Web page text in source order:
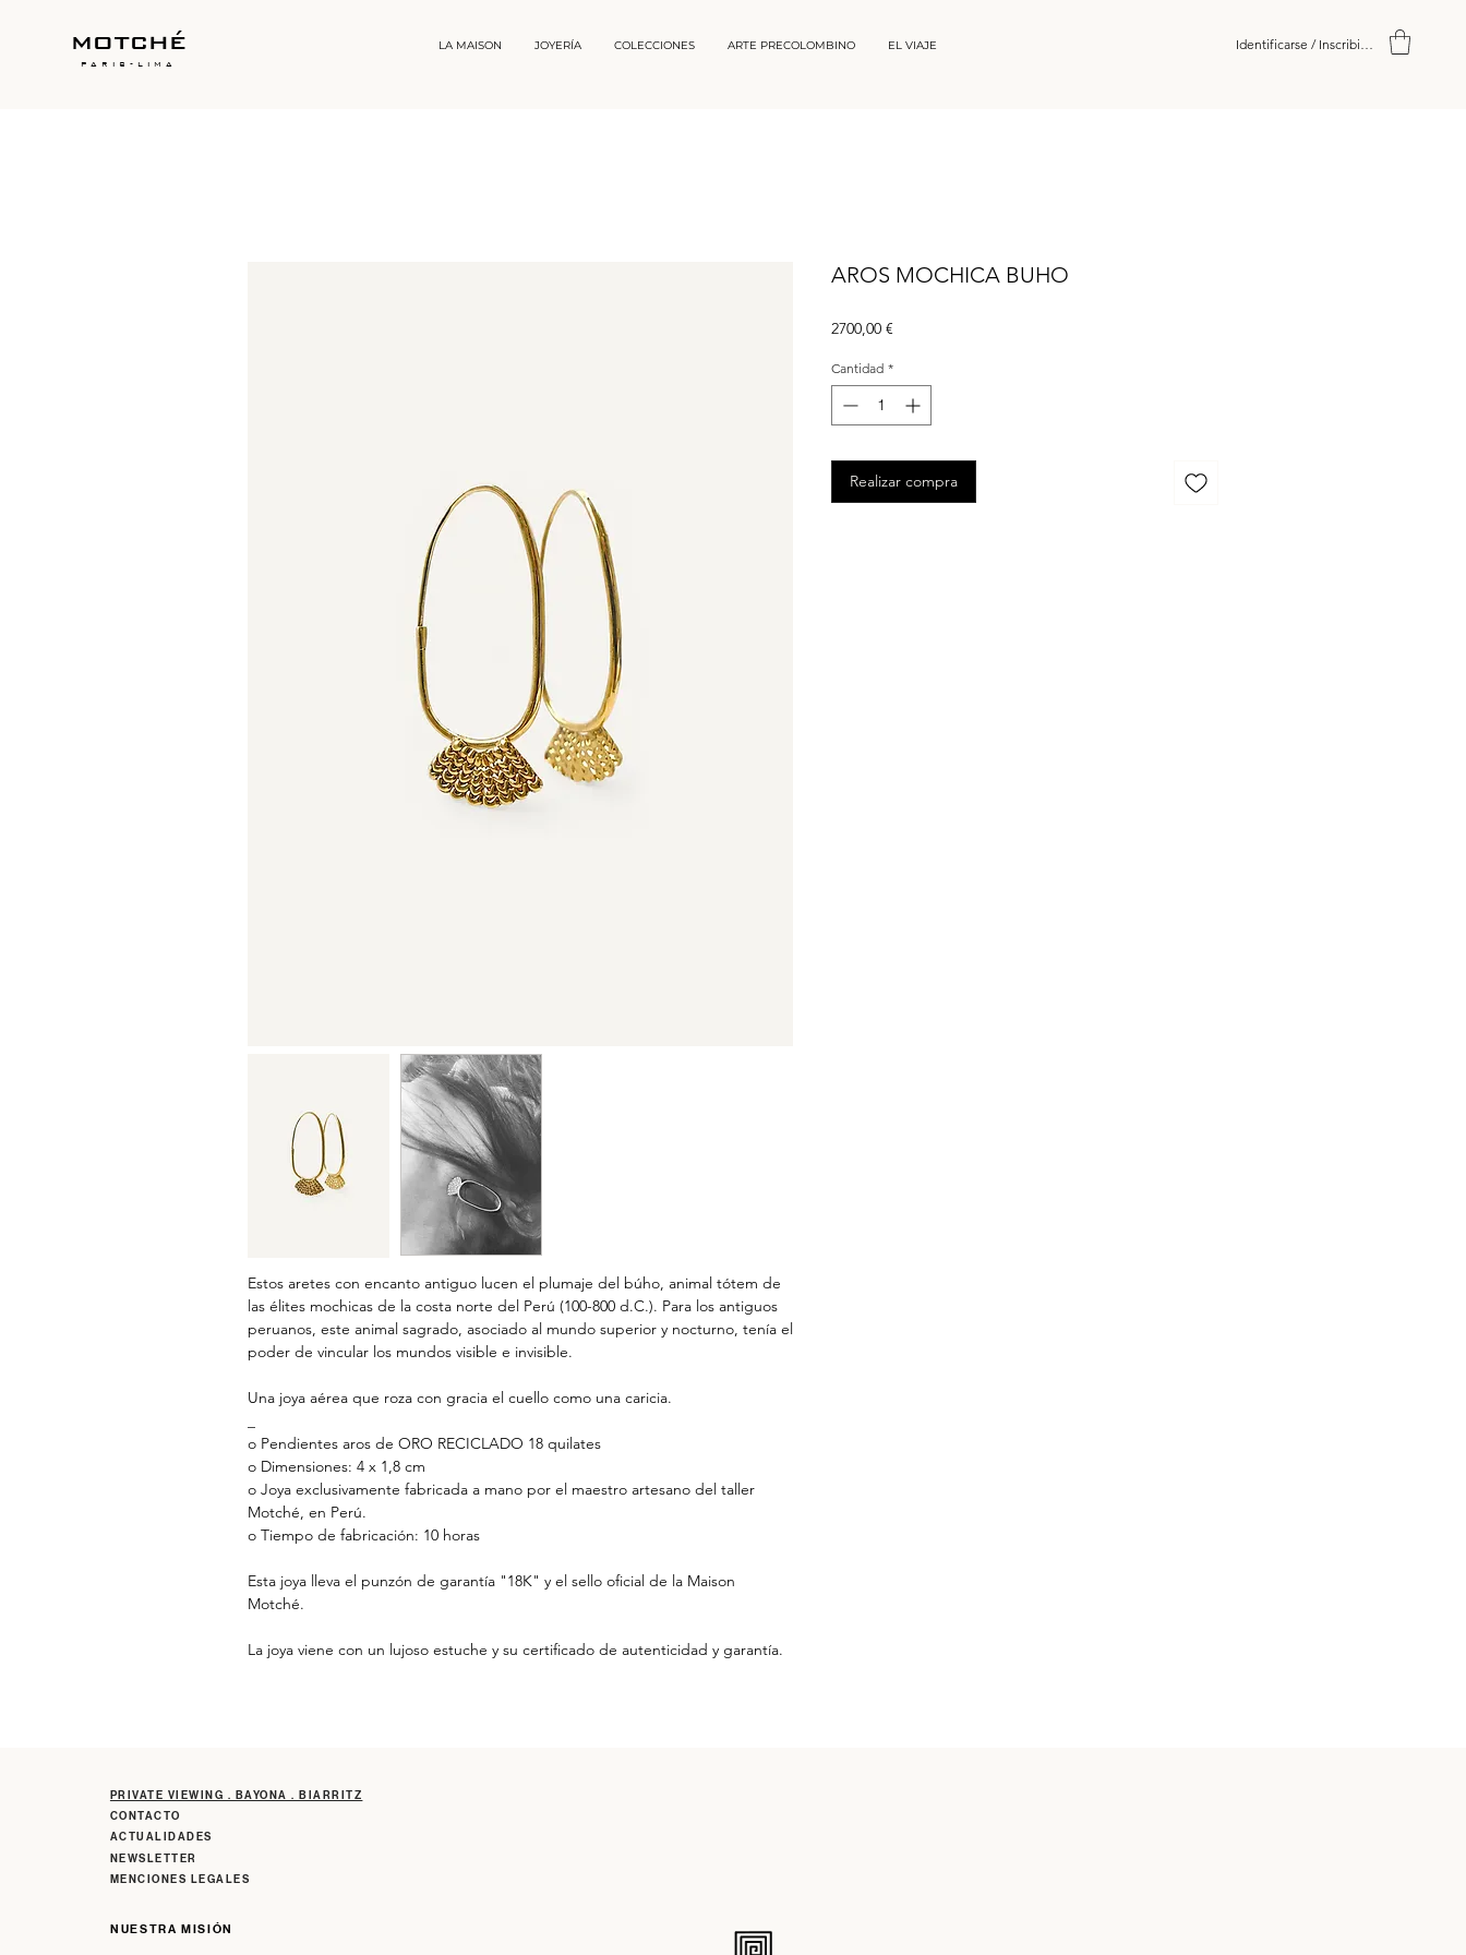
motché
paris-lima
LA MAISON JOYERÍA COLECCIONES ARTE PRECOLOMBINO EL VIAJE Identificarse / Inscribirse
Estos aretes con encanto antiguo lucen el plumaje del búho, animal tótem de
las élites mochicas de la costa norte del Perú (100-800 d.C.). Para los antiguos
peruanos, este animal sagrado, asociado al mundo superior y nocturno, tenía el
poder de vincular los mundos visible e invisible.
Una joya aérea que roza con gracia el cuello como una caricia.
o Pendientes aros de ORO RECICLADO 18 quilates
o Dimensiones: 4 x 1,8 cm
o Joya exclusivamente fabricada a mano por el maestro artesano del taller
Motché, en Perú.
o Tiempo de fabricación: 10 horas
Esta joya lleva el punzón de garantía "18K" y el sello oficial de la Maison
Motché.
La joya viene con un lujoso estuche y su certificado de autenticidad y garantía.
AROS MOCHICA BUHO
2700,00 €
Cantidad *
Realizar compra
PRIVATE VIEWING . BAYONA . BIARRITZ
CONTACTO
ACTUALIDADES
NEWSLETTER
MENCIONES LEGALES
NUESTRA MISIÓN